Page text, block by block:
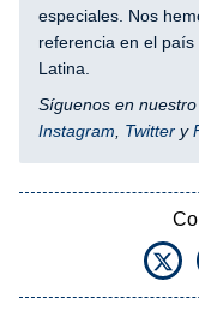
especiales. Nos
referencia en el
Latina.
Síguenos en nuestro
Instagram
Twitter y